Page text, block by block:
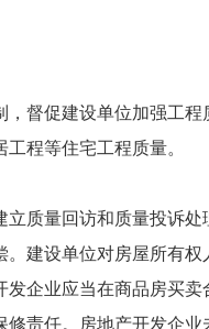
督促建设单位加强工
程等住宅工程质量。
立质量回访和质量投诉
建设单位对房屋所有
企业应当在商品房买
责任。房地产开发企